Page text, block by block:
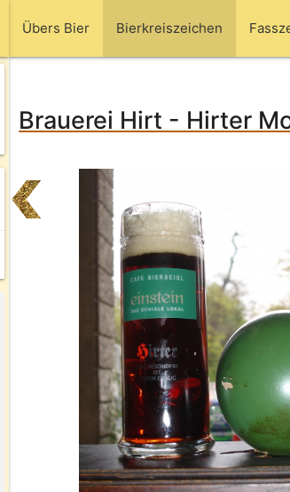
Übers Bier Bierkreiszeichen
Brauerei Hirt - Hirter